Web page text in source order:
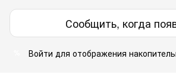
Сообщить, когда
Войти для отображения